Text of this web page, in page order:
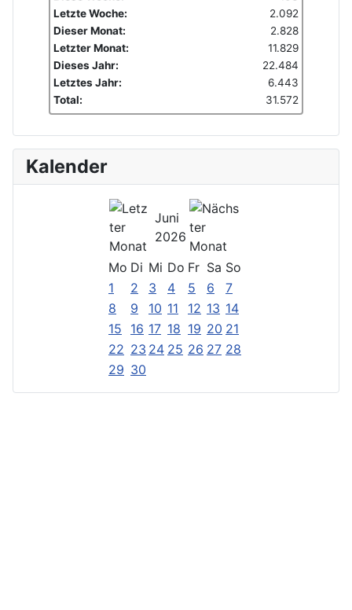
Letzte Woche:
2.092
Dieser Monat:
2.828
Letzter Monat:
11.829
Dieses Jahr:
22.484
Letztes Jahr:
6.443
Total:
31.572
Kalender
Juni
2026
Mo Di Mi Do Fr Sa So
1
2 3 4 5 6
7
8
9 10 11 12 13 14
15
16 17 18 19 20 21
22 23 24 25 26 27 28
29 30